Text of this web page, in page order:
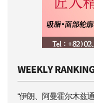
“伊朗、阿曼霍尔木兹